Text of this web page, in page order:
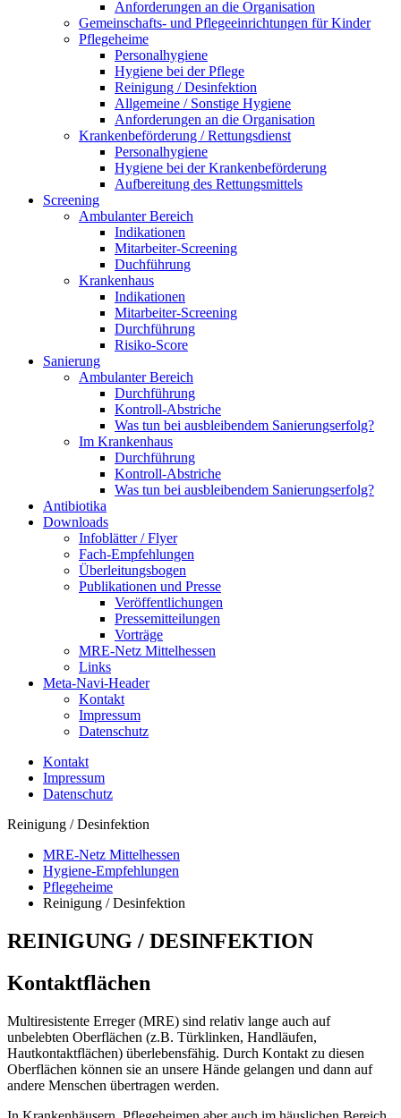
Anforderungen an die Organisation
Gemeinschafts- und Pflegeeinrichtungen für Kinder
Pflegeheime
Personalhygiene
Hygiene bei der Pflege
Reinigung / Desinfektion
Allgemeine / Sonstige Hygiene
Anforderungen an die Organisation
Krankenbeförderung / Rettungsdienst
Personalhygiene
Hygiene bei der Krankenbeförderung
Aufbereitung des Rettungsmittels
Screening
Ambulanter Bereich
Indikationen
Mitarbeiter-Screening
Duchführung
Krankenhaus
Indikationen
Mitarbeiter-Screening
Durchführung
Risiko-Score
Sanierung
Ambulanter Bereich
Durchführung
Kontroll-Abstriche
Was tun bei ausbleibendem Sanierungserfolg?
Im Krankenhaus
Durchführung
Kontroll-Abstriche
Was tun bei ausbleibendem Sanierungserfolg?
Antibiotika
Downloads
Infoblätter / Flyer
Fach-Empfehlungen
Überleitungsbogen
Publikationen und Presse
Veröffentlichungen
Pressemitteilungen
Vorträge
MRE-Netz Mittelhessen
Links
Meta-Navi-Header
Kontakt
Impressum
Datenschutz
Kontakt
Impressum
Datenschutz
Reinigung / Desinfektion
MRE-Netz Mittelhessen
Hygiene-Empfehlungen
Pflegeheime
Reinigung / Desinfektion
REINIGUNG / DESINFEKTION
Kontaktflächen
Multiresistente Erreger (MRE) sind relativ lange auch auf
unbelebten Oberflächen (z.B. Türklinken, Handläufen,
Hautkontaktflächen) überlebensfähig. Durch Kontakt zu diesen
Oberflächen können sie an unsere Hände gelangen und dann auf
andere Menschen übertragen werden.